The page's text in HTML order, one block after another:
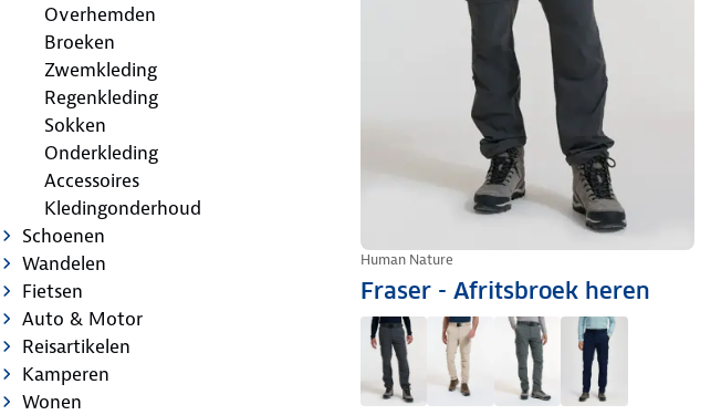
Overhemden
Broeken
Zwemkleding
Regenkleding
Sokken
Onderkleding
Accessoires
Kledingonderhoud
Schoenen
Wandelen
Fietsen
Auto & Motor
Reisartikelen
Kamperen
Wonen
Human Nature
Fraser - Afritsbroek heren